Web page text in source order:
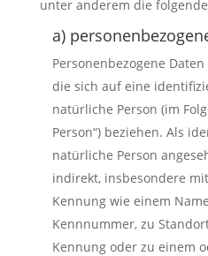
unter anderem die
a)
Personenbezogene
die sich auf eine
natürliche Person (im
Person“) beziehen. Als
natürliche Person
indirekt, insbesondere
Kennung wie einem
Kennnummer, zu
Kennung oder zu einem